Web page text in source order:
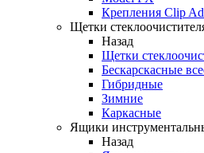
Крепления Clip
Щетки
Назад
Щетки
Бескарскасные
Гибридные
Зимние
Каркасные
Ящики
Назад